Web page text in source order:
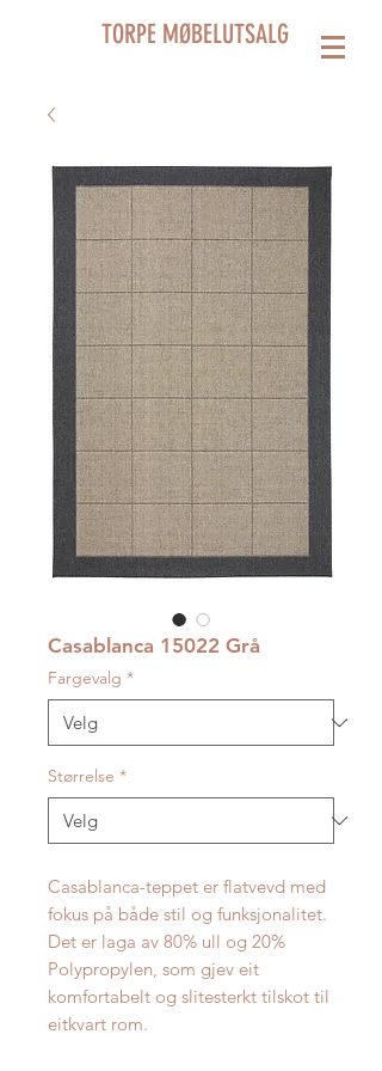
TORPE MØBELUTSALG
Casablanca 15022 Grå
Fargevalg *
Størrelse *
Casablanca-teppet er flatvevd med
fokus på både stil og funksjonalitet.
Det er laga av 80% ull og 20%
Polypropylen, som gjev eit
komfortabelt og slitesterkt tilskot til
eitkvart rom.